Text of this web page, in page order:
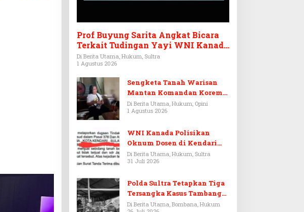
Prof Buyung Sarita Angkat Bicara
Terkait Tudingan Yayi WNI Kanada
Ditagih Utang Rp3,6 Miliar
Di Berita Utama, Hukum, Sultra
1 Agustus 2026
Sengketa Tanah Warisan
Mantan Komandan Korem
143/HO, Ketika Warisan
Menjadi Arena Pemerasan
Di Berita Utama, Hukum, Opini
1 Agustus 2026
WNI Kanada Polisikan
Oknum Dosen di Kendari
Terkait Aset Puluhan Miliar
Di Berita Utama, Hukum, Sultra
31 Juli 2026
Polda Sultra Tetapkan Tiga
Tersangka Kasus Tambang
Emas Ilegal di Bombana
Di Berita Utama, Bombana, Hukum